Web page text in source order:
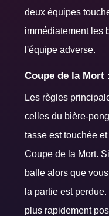
deux équipes
immédiatement les
l'équipe adverse.
Coupe de la Mort :
Les règles
celles du bière-
tasse est touchée
Coupe de la Mort.
balle alors que
la partie est
plus rapidement